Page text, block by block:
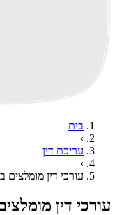
בית
›
עריכת דין
›
עורכי דין מומלצים
עורכי דין